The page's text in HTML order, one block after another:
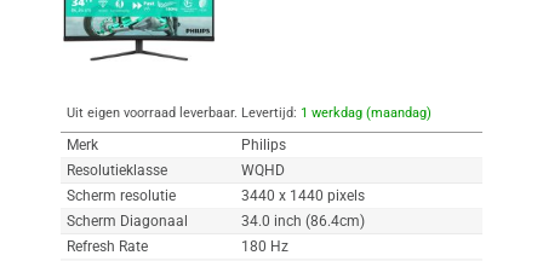
Uit eigen voorraad leverbaar. Levertijd: 1 werkdag (maandag)
Merk
Philips
Resolutieklasse
WQHD
Scherm resolutie
3440 x 1440 pixels
Scherm Diagonaal
34.0 inch (86.4cm)
Refresh Rate
180 Hz